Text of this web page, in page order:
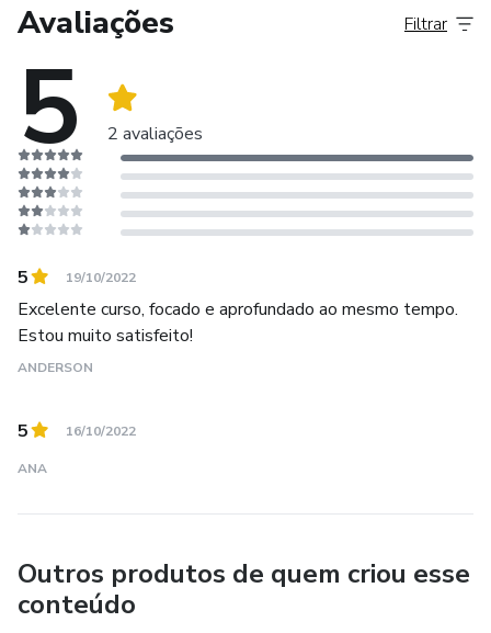
Avaliações
5 2 avaliações
Filtrar
5 19/10/2022
Excelente curso, focado e aprofundado ao mesmo tempo.
Estou muito satisfeito!
ANDERSON
5 16/10/2022
ANA
Outros produtos de quem criou esse
conteúdo